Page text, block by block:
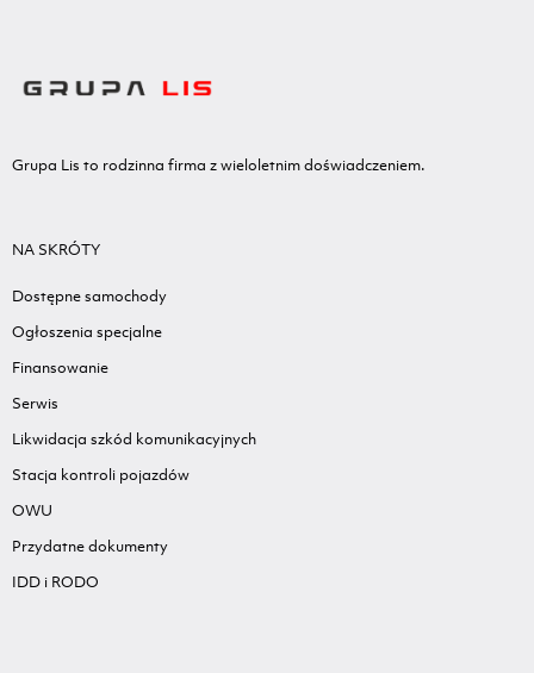
Grupa Lis to rodzinna firma z wieloletnim doświadczeniem.
NA SKRÓTY
Dostępne samochody
Ogłoszenia specjalne
Finansowanie
Serwis
Likwidacja szkód komunikacyjnych
Stacja kontroli pojazdów
OWU
Przydatne dokumenty
IDD i RODO